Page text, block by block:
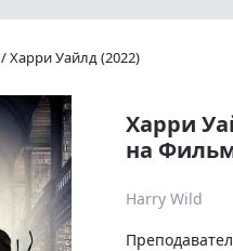
/ Харри Уайлд (2022)
Харри
на
Harry Wild